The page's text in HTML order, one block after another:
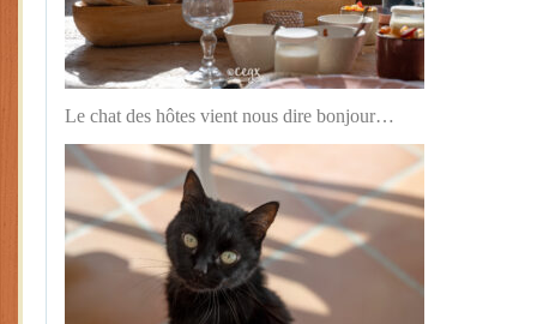
Le chat des hôtes vient nous dire bonjour…